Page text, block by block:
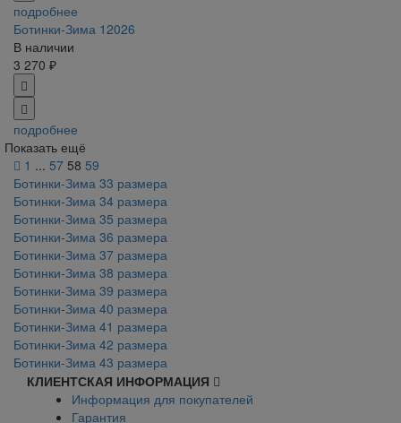
подробнее
Ботинки-Зима 12026
В наличии
3 270 ₽
подробнее
Показать ещё
1 ... 57 58 59
Ботинки-Зима 33 размера
Ботинки-Зима 34 размера
Ботинки-Зима 35 размера
Ботинки-Зима 36 размера
Ботинки-Зима 37 размера
Ботинки-Зима 38 размера
Ботинки-Зима 39 размера
Ботинки-Зима 40 размера
Ботинки-Зима 41 размера
Ботинки-Зима 42 размера
Ботинки-Зима 43 размера
КЛИЕНТСКАЯ ИНФОРМАЦИЯ
Информация для покупателей
Гарантия